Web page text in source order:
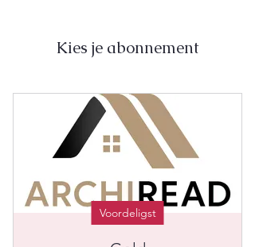
Kies je abonnement
Voordeligst